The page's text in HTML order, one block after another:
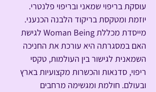
עוסקת בריפוי שמאני ובריפוי פלנטרי.
יוזמת ומטקסת בריקוד הלבנה הכנעני.
מייסדת מכללת Woman Being לגישת
האם במסגרתה היא עורכת את החניכה
השמאנית לגישור בין העולמות, טקסי
ריפוי, סדנאות והכשרות מקצועיות בארץ
ובעולם. חולמת ומגשימה מרחבים